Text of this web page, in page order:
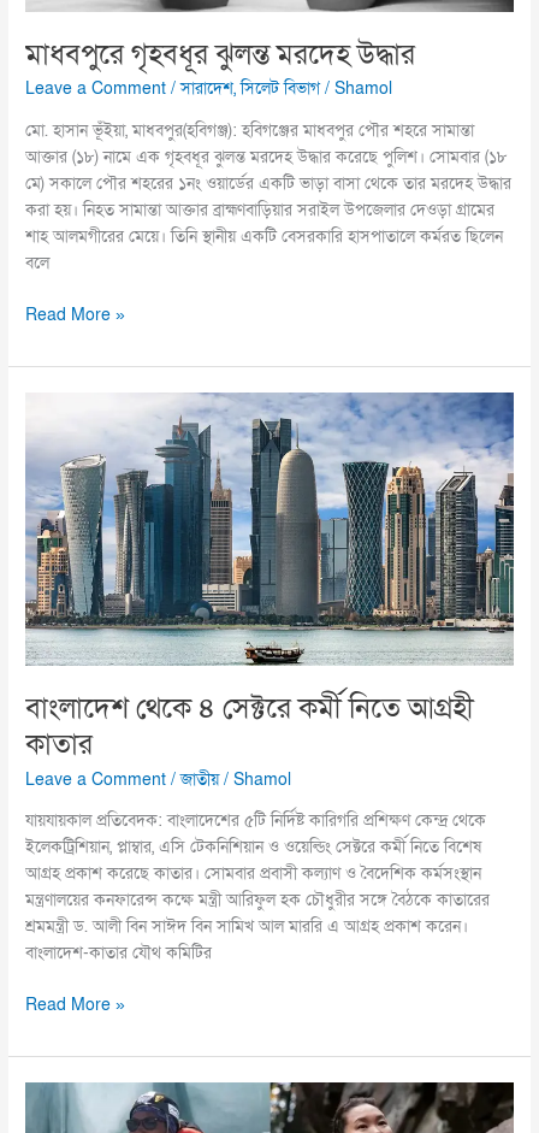
মাধবপুরে গৃহবধূর ঝুলন্ত মরদেহ উদ্ধার
Leave a Comment /সারাদেশ,সিলেট বিভাগ/Shamol
মো. হাসান ভূঁইয়া, মাধবপুর(হবিগঞ্জ): হবিগঞ্জের মাধবপুর পৌর শহরে সামান্তা
আক্তার (১৮) নামে এক গৃহবধূর ঝুলন্ত মরদেহ উদ্ধার করেছে পুলিশ। সোমবার (১৮
মে) সকালে পৌর শহরের ১নং ওয়ার্ডের একটি ভাড়া বাসা থেকে তার মরদেহ উদ্ধার
করা হয়। নিহত সামান্তা আক্তার ব্রাহ্মণবাড়িয়ার সরাইল উপজেলার দেওড়া গ্রামের
শাহ আলমগীরের মেয়ে। তিনি স্থানীয় একটি বেসরকারি হাসপাতালে কর্মরত ছিলেন
বলে
Read More »
বাংলাদেশ থেকে ৪ সেক্টরে কর্মী নিতে আগ্রহী
কাতার
Leave a Comment /জাতীয়/Shamol
যায়যায়কাল প্রতিবেদক: বাংলাদেশের ৫টি নির্দিষ্ট কারিগরি প্রশিক্ষণ কেন্দ্র থেকে
ইলেকট্রিশিয়ান, প্লাম্বার, এসি টেকনিশিয়ান ও ওয়েল্ডিং সেক্টরে কর্মী নিতে বিশেষ
আগ্রহ প্রকাশ করেছে কাতার। সোমবার প্রবাসী কল্যাণ ও বৈদেশিক কর্মসংস্থান
মন্ত্রণালয়ের কনফারেন্স কক্ষে মন্ত্রী আরিফুল হক চৌধুরীর সঙ্গে বৈঠকে কাতারের
শ্রমমন্ত্রী ড. আলী বিন সাঈদ বিন সামিখ আল মাররি এ আগ্রহ প্রকাশ করেন।
বাংলাদেশ-কাতার যৌথ কমিটির
সেক্টরে
কর্মী
নিতে
আগ্রহী
কাতার
Read More »
এভারেস্টের
চূড়ায়